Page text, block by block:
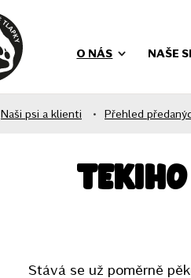
O NÁS NAŠE
Naši psi a klienti • Přehled
Stává se už poměrně